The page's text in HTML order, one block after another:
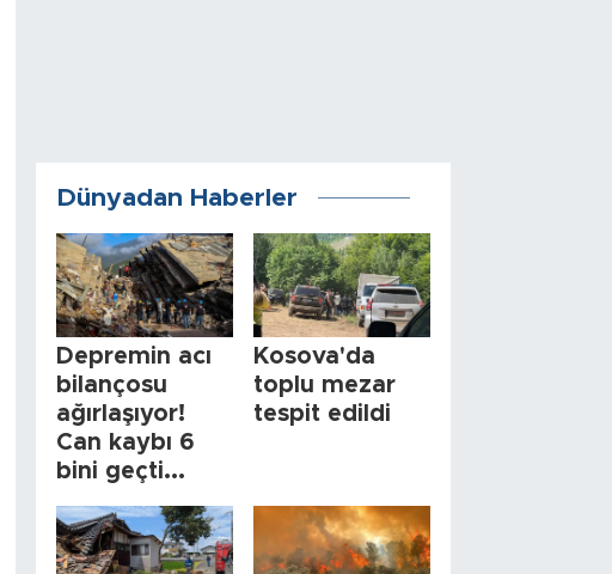
Dünyadan Haberler
Depremin acı
bilançosu
ağırlaşıyor!
Can kaybı 6
bini geçti...
Kosova'da
toplu mezar
tespit edildi